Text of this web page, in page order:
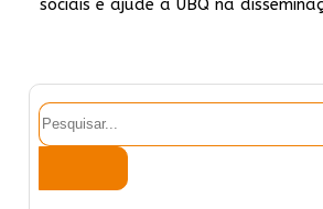
Pesquisar